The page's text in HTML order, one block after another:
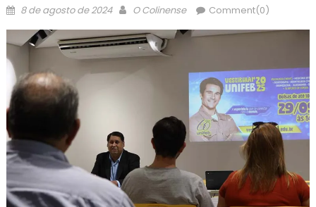
Posted
8 de agosto de 2024 Author
O Colinense Comment(0)